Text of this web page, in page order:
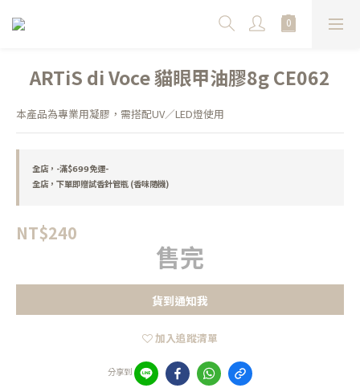
ARTiS di Voce 貓眼甲油膠8g CE062
本產品為專業用凝膠，需搭配UV／LED燈使用
全店，-滿$𝟲𝟵𝟵免運-
全店，下單即贈試香針管瓶 (香味隨機)
NT$240
售完
貨到通知我
加入追蹤清單
分享到